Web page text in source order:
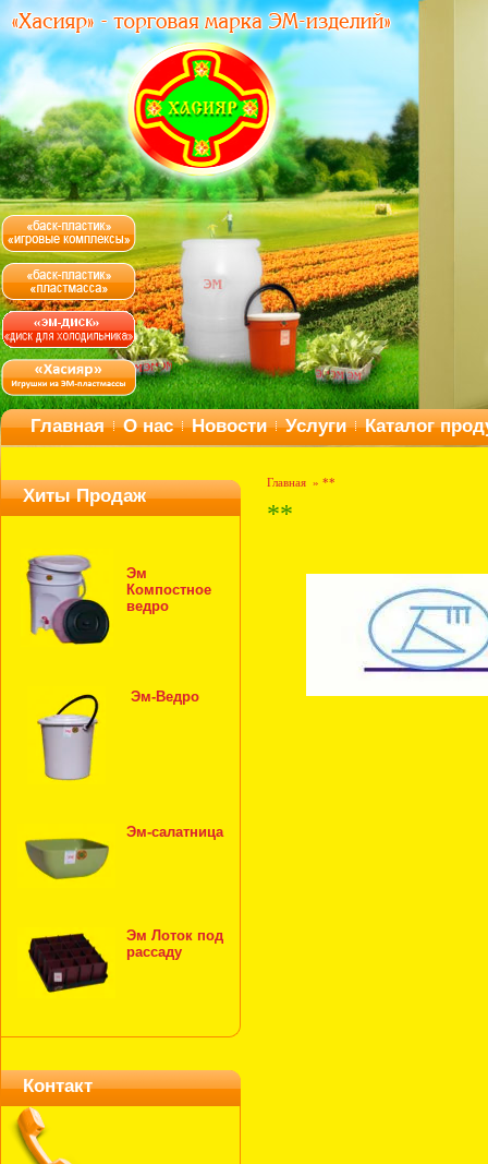
Главная О нас Новости Услуги
Каталог
Хиты Продаж
Эм
Компостное
ведро
Эм-Ведро
Эм-салатница
Эм Лоток под
рассаду
Контакт
Главная » **
**